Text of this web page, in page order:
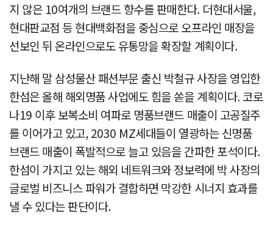
지 않은 10여개의 브랜드 향수를 판매한다. 더현대서울,
현대판교점 등 현대백화점을 중심으로 오프라인 매장을
선보인 뒤 온라인으로도 유통망을 확장할 계획이다.
지난해 말 삼성물산 패션부문 출신 박철규 사장을 영입한
한섬은 올해 해외명품 사업에도 힘을 쏟을 계획이다. 코로
나19 이후 보복소비 여파로 명품브랜드 매출이 고공질주
를 이어가고 있고, 2030 MZ세대들이 열광하는 신명품
브랜드 매출이 폭발적으로 늘고 있음을 간파한 포석이다.
한섬이 가지고 있는 해외 네트워크와 정보력에 박 사장의
글로벌 비즈니스 파워가 결합하면 막강한 시너지 효과를
낼 수 있다는 판단이다.